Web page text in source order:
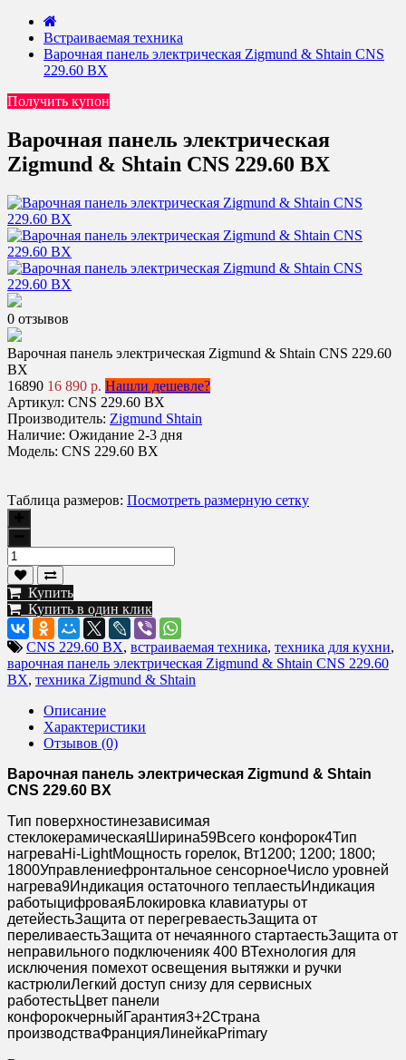
Встраиваемая техника
Варочная панель электрическая Zigmund & Shtain CNS
229.60 BX
Получить купон
Варочная панель электрическая
Zigmund & Shtain CNS 229.60 BX
0 отзывов
Варочная панель электрическая Zigmund & Shtain CNS 229.60
BX
16890 16 890 р. Нашли дешевле?
Артикул: CNS 229.60 BX
Производитель: Zigmund Shtain
Наличие: Ожидание 2-3 дня
Модель: CNS 229.60 BX
Таблица размеров: Посмотреть размерную сетку
Купить
Купить в один клик
CNS 229.60 BX, встраиваемая техника, техника для кухни,
варочная панель электрическая Zigmund & Shtain CNS 229.60
BX, техника Zigmund & Shtain
Описание
Характеристики
Отзывов (0)
Варочная панель электрическая Zigmund & Shtain
CNS 229.60 BX
Тип поверхностинезависимая
стеклокерамическая Ширина59Всего конфорок4Тип
нагреваHi-LightМощность горелок, Вт1200; 1200; 1800;
1800Управлениефронтальное сенсорноеЧисло уровней
нагрева9Индикация остаточного теплаестьИндикация
работыцифроваяБлокировка клавиатуры от
детейестьЗащита от перегреваестьЗащита от
переливаестьЗащита от нечаянного стартаестьЗащита от
неправильного подключенияк 400 ВТехнология для
исключения помехот освещения вытяжки и ручки
кастрюлиЛегкий доступ снизу для сервисных
работестьЦвет панели
конфорокчерныйГарантия3+2Страна
производстваФранцияЛинейкаPrimary